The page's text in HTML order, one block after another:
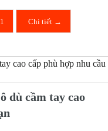
Chi tiết →
dù cầm tay cao